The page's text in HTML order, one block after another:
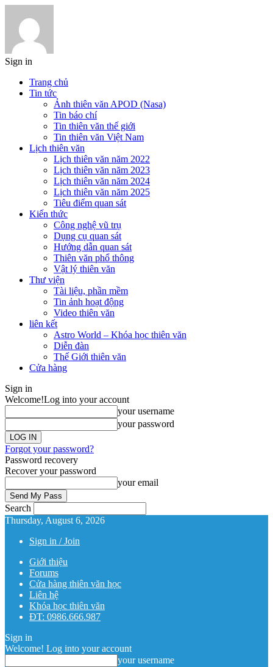
Sign in
Trang chủ
Tin tức
Ảnh thiên văn APOD (Nasa)
Tin báo chí
Tin thiên văn thế giới
Tin thiên văn Việt Nam
Lịch thiên văn
Lịch thiên văn năm 2022
Lịch thiên văn năm 2023
Lịch thiên văn năm 2024
Lịch thiên văn năm 2025
Tiêu điểm quan sát
Kiến thức
Công nghệ vũ trụ
Dụng cụ quan sát
Hướng dẫn quan sát
Thiên văn phổ thông
Vật lý thiên văn
Thư viện
Tài liệu, phần mềm
Tin ảnh hoạt động
Video thiên văn
liên kết
Astro World – Khóa học thiên văn
Diễn đàn
Thế Giới thiên văn
Cửa hàng
Sign in
Welcome!Log into your account
your username
your password
Forgot your password?
Password recovery
Recover your password
your email
Search
Thursday, August 6, 2026
Sign in / Join
Giới thiệu
Forums
Cửa hàng thiên văn học
Liên hệ
Khóa học thiên văn
ĐT: 0986.666.987
Sign in
Welcome! Log into your account
your username